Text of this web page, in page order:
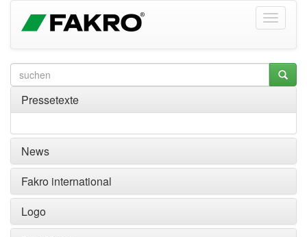
Pressetexte
News
Fakro international
Logo